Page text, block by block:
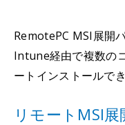
RemotePC MSI展開
Intune経由で複数の
ートインストールでき
リモートMSI